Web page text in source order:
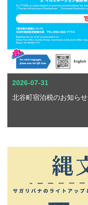
2026-07-31
北谷町宿泊税のお知らせ